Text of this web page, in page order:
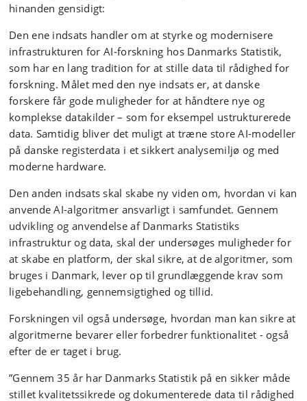
hinanden gensidigt:
Den ene indsats handler om at styrke og modernisere
infrastrukturen for AI-forskning hos Danmarks Statistik,
som har en lang tradition for at stille data til rådighed for
forskning. Målet med den nye indsats er, at danske
forskere får gode muligheder for at håndtere nye og
komplekse datakilder – som for eksempel ustrukturerede
data. Samtidig bliver det muligt at træne store AI-modeller
på danske registerdata i et sikkert analysemiljø og med
moderne hardware.
Den anden indsats skal skabe ny viden om, hvordan vi kan
anvende AI-algoritmer ansvarligt i samfundet. Gennem
udvikling og anvendelse af Danmarks Statistiks
infrastruktur og data, skal der undersøges muligheder for
at skabe en platform, der skal sikre, at de algoritmer, som
bruges i Danmark, lever op til grundlæggende krav som
ligebehandling, gennemsigtighed og tillid.
Forskningen vil også undersøge, hvordan man kan sikre at
algoritmerne bevarer eller forbedrer funktionalitet - også
efter de er taget i brug.
”Gennem 35 år har Danmarks Statistik på en sikker måde
stillet kvalitetssikrede og dokumenterede data til rådighed